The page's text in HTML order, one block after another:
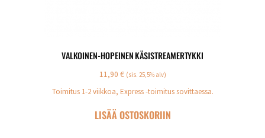
VALKOINEN-HOPEINEN KÄSISTREAMERTYKKI
11,90 € (sis. 25,5% alv)
Toimitus 1-2 viikkoa, Express -toimitus sovittaessa.
LISÄÄ OSTOSKORIIN